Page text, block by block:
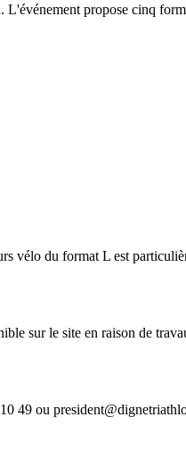
propose cinq
vélo du format L est
sur le site en raison de
49 ou